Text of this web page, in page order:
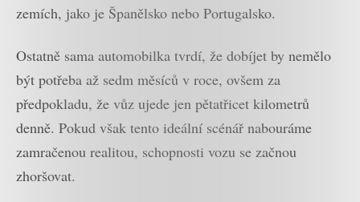
zemích, jako je Španělsko nebo Portugalsko.
Ostatně sama automobilka tvrdí, že dobíjet by nemělo
být potřeba až sedm měsíců v roce, ovšem za
předpokladu, že vůz ujede jen pětatřicet kilometrů
denně. Pokud však tento ideální scénář nabouráme
zamračenou realitou, schopnosti vozu se začnou
zhoršovat.